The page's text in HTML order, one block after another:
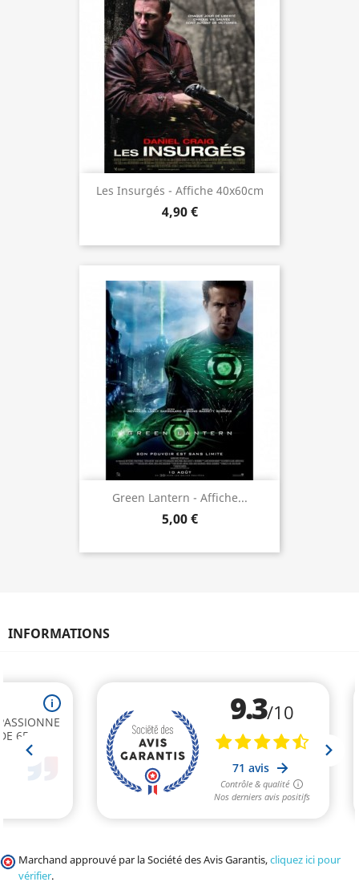
Les Insurgés - Affiche 40x60cm
4,90 €
Green Lantern - Affiche...
5,00 €
INFORMATIONS
Marchand approuvé par la Société des Avis Garantis,cliquez ici pour
vérifier.